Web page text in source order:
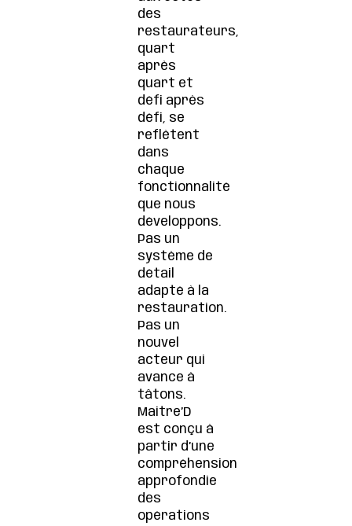
des
restaurateurs,
quart
après
quart et
défi après
défi, se
reflètent
dans
chaque
fonctionnalité
que nous
développons.
Pas un
système de
détail
adapté à la
restauration.
Pas un
nouvel
acteur qui
avance à
tâtons.
Maitre’D
est conçu à
partir d’une
compréhension
approfondie
des
opérations